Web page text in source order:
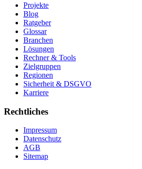
Projekte
Blog
Ratgeber
Glossar
Branchen
Lösungen
Rechner & Tools
Zielgruppen
Regionen
Sicherheit & DSGVO
Karriere
Rechtliches
Impressum
Datenschutz
AGB
Sitemap